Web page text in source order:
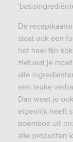
De
staat ook een
het heel fijn
ziet wat je
alle
een leuke
Dan weet je
eigenlijk heeft
boemboe uit
alle producten